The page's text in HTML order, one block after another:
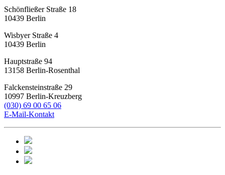
Schönfließer Straße 18
10439 Berlin
Wisbyer Straße 4
10439 Berlin
Hauptstraße 94
13158 Berlin-Rosenthal
Falckensteinstraße 29
10997 Berlin-Kreuzberg
(030) 69 00 65 06
E-Mail-Kontakt